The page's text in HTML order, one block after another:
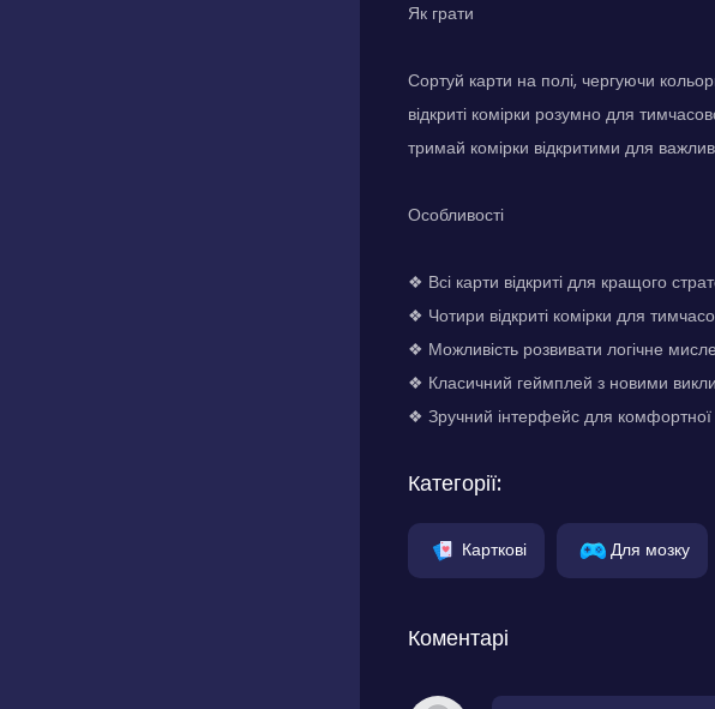
Як грати
Сортуй карти на полі, чергуючи
відкриті комірки розумно для
тримай комірки відкритими для
Особливості
❖ Всі карти відкриті для кращого
❖ Чотири відкриті комірки для
❖ Можливість розвивати логічне
❖ Класичний геймплей з новими
❖ Зручний інтерфейс для
Категорії:
Карткові Для мозку
Коментарі